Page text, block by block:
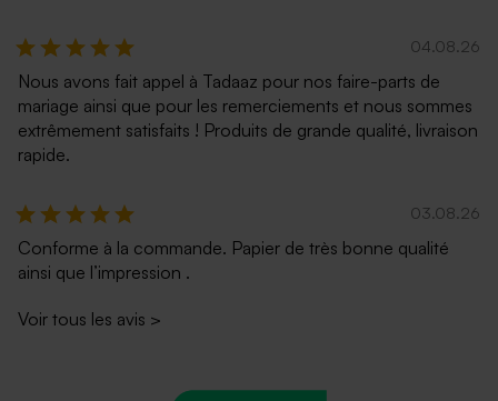
04.08.26
Nous avons fait appel à Tadaaz pour nos faire-parts de
mariage ainsi que pour les remerciements et nous sommes
extrêmement satisfaits ! Produits de grande qualité, livraison
rapide.
03.08.26
Conforme à la commande. Papier de très bonne qualité
ainsi que l’impression .
Voir tous les avis >